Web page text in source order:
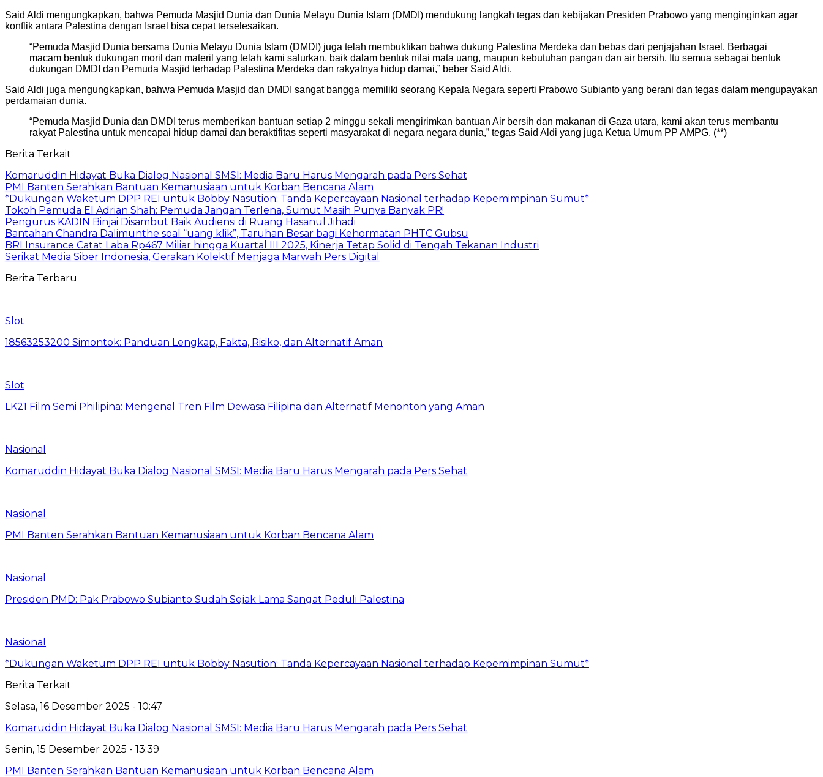
Said Aldi mengungkapkan, bahwa Pemuda Masjid Dunia dan Dunia Melayu Dunia Islam (DMDI) mendukung langkah tegas dan kebijakan Presiden Prabowo yang menginginkan agar
konflik antara Palestina dengan Israel bisa cepat terselesaikan.
“Pemuda Masjid Dunia bersama Dunia Melayu Dunia Islam (DMDI) juga telah membuktikan bahwa dukung Palestina Merdeka dan bebas dari penjajahan Israel. Berbagai
macam bentuk dukungan moril dan materil yang telah kami salurkan, baik dalam bentuk nilai mata uang, maupun kebutuhan pangan dan air bersih. Itu semua sebagai bentuk
dukungan DMDI dan Pemuda Masjid terhadap Palestina Merdeka dan rakyatnya hidup damai,” beber Said Aldi.
Said Aldi juga mengungkapkan, bahwa Pemuda Masjid dan DMDI sangat bangga memiliki seorang Kepala Negara seperti Prabowo Subianto yang berani dan tegas dalam mengupayakan
perdamaian dunia.
“Pemuda Masjid Dunia dan DMDI terus memberikan bantuan setiap 2 minggu sekali mengirimkan bantuan Air bersih dan makanan di Gaza utara, kami akan terus membantu
rakyat Palestina untuk mencapai hidup damai dan beraktifitas seperti masyarakat di negara negara dunia,” tegas Said Aldi yang juga Ketua Umum PP AMPG. (**)
Berita Terkait
Komaruddin Hidayat Buka Dialog Nasional SMSI: Media Baru Harus Mengarah pada Pers Sehat
PMI Banten Serahkan Bantuan Kemanusiaan untuk Korban Bencana Alam
*Dukungan Waketum DPP REI untuk Bobby Nasution: Tanda Kepercayaan Nasional terhadap Kepemimpinan Sumut*
Tokoh Pemuda El Adrian Shah: Pemuda Jangan Terlena, Sumut Masih Punya Banyak PR!
Pengurus KADIN Binjai Disambut Baik Audiensi di Ruang Hasanul Jihadi
Bantahan Chandra Dalimunthe soal “uang klik”, Taruhan Besar bagi Kehormatan PHTC Gubsu
BRI Insurance Catat Laba Rp467 Miliar hingga Kuartal III 2025, Kinerja Tetap Solid di Tengah Tekanan Industri
Serikat Media Siber Indonesia, Gerakan Kolektif Menjaga Marwah Pers Digital
Berita Terbaru
Slot
18563253200 Simontok: Panduan Lengkap, Fakta, Risiko, dan Alternatif Aman
Slot
LK21 Film Semi Philipina: Mengenal Tren Film Dewasa Filipina dan Alternatif Menonton yang Aman
Nasional
Komaruddin Hidayat Buka Dialog Nasional SMSI: Media Baru Harus Mengarah pada Pers Sehat
Nasional
PMI Banten Serahkan Bantuan Kemanusiaan untuk Korban Bencana Alam
Nasional
Presiden PMD: Pak Prabowo Subianto Sudah Sejak Lama Sangat Peduli Palestina
Nasional
*Dukungan Waketum DPP REI untuk Bobby Nasution: Tanda Kepercayaan Nasional terhadap Kepemimpinan Sumut*
Berita Terkait
Selasa, 16 Desember 2025 - 10:47
Komaruddin Hidayat Buka Dialog Nasional SMSI: Media Baru Harus Mengarah pada Pers Sehat
Senin, 15 Desember 2025 - 13:39
PMI Banten Serahkan Bantuan Kemanusiaan untuk Korban Bencana Alam